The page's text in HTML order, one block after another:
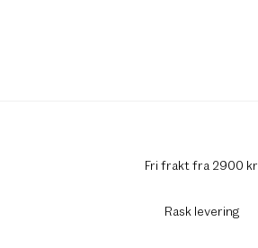
Fri frakt fra 2900 kr
Rask levering